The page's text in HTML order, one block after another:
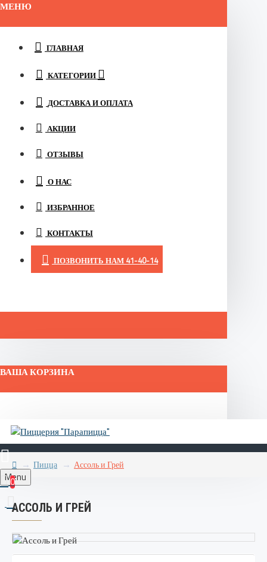
МЕНЮ
ГЛАВНАЯ
КАТЕГОРИИ
ДОСТАВКА И ОПЛАТА
АКЦИИ
ОТЗЫВЫ
О НАС
ИЗБРАННОЕ
КОНТАКТЫ
ПОЗВОНИТЬ НАМ 41-40-14
ВАША КОРЗИНА
Menu
0
Пицца Ассоль и Грей
АССОЛЬ И ГРЕЙ